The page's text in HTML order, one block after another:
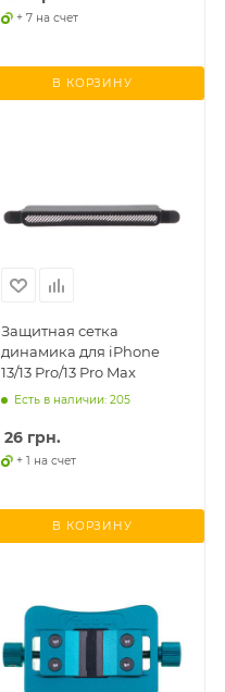
+ 7 на счет
В КОРЗИНУ
Защитная сетка
динамика для iPhone
13/13 Pro/13 Pro Max
Есть в наличии: 205
26 грн.
+ 1 на счет
В КОРЗИНУ